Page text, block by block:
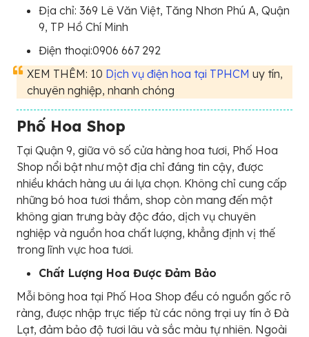
Địa chỉ: 369 Lê Văn Việt, Tăng Nhơn Phú A, Quận
9, TP Hồ Chí Minh
Điện thoại:0906 667 292
XEM THÊM: 10 Dịch vụ điện hoa tại TPHCM uy tín,
chuyên nghiệp, nhanh chóng
Phố Hoa Shop
Tại Quận 9, giữa vô số cửa hàng hoa tươi, Phố Hoa
Shop nổi bật như một địa chỉ đáng tin cậy, được
nhiều khách hàng ưu ái lựa chọn. Không chỉ cung cấp
những bó hoa tươi thắm, shop còn mang đến một
không gian trưng bày độc đáo, dịch vụ chuyên
nghiệp và nguồn hoa chất lượng, khẳng định vị thế
trong lĩnh vực hoa tươi.
Chất Lượng Hoa Được Đảm Bảo
Mỗi bông hoa tại Phố Hoa Shop đều có nguồn gốc rõ
ràng, được nhập trực tiếp từ các nông trại uy tín ở Đà
Lạt, đảm bảo độ tươi lâu và sắc màu tự nhiên. Ngoài